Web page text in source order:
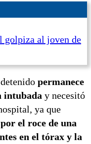
golpiza al joven de
permanece
intubada y necesitó
ya que
el roce de una
en el tórax y la